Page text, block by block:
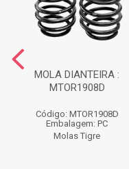
MOLA DIANTEIRA :
MTOR1908D
Código: MTOR1908D
Embalagem: PC
Molas Tigre